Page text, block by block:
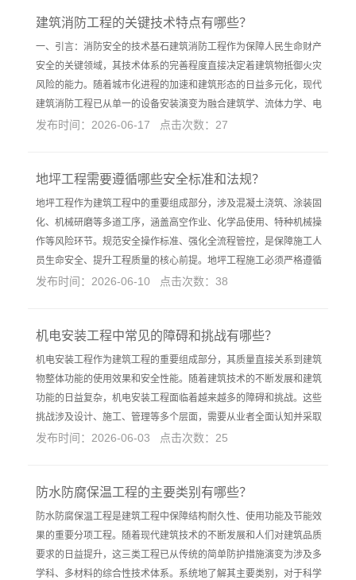
建筑消防工程的关键技术特点有哪些？
一、引言：消防安全的技术基石建筑消防工程作为保障人民生命财产
安全的关键领域，其技术体系的完善程度直接决定着建筑物抵御火灾
风险的能力。随着城市化进程的加速和建筑形态的日益多元化，现代
建筑消防工程已从单一的设备安装演变为融合建筑学、流体力学、电
发布时间：2026-06-17 点击次数：27
地坪工程需要遵循哪些安全标准和法规？
地坪工程作为建筑工程中的重要组成部分，涉及混凝土浇筑、涂装固
化、机械研磨等多道工序，涵盖高空作业、化学品使用、特种机械操
作等风险环节。规范安全操作标准、强化全流程管控，是保障施工人
员生命安全、提升工程质量的核心前提。地坪工程施工必须严格遵循
发布时间：2026-06-10 点击次数：38
机电安装工程中常见的障碍和挑战有哪些？
机电安装工程作为建筑工程的重要组成部分，其质量直接关系到建筑
物整体功能的使用效果和安全性能。随着建筑技术的不断发展和建筑
功能的日益复杂，机电安装工程面临着越来越多的障碍和挑战。这些
挑战涉及设计、施工、管理等多个层面，需要从业者全面认知并采取
发布时间：2026-06-03 点击次数：25
防水防腐保温工程的主要类别有哪些？
防水防腐保温工程是建筑工程中保障结构耐久性、使用功能及节能效
果的重要分项工程。随着现代建筑技术的不断发展和人们对建筑品质
要求的日益提升，这三类工程已从传统的简单防护措施演变为涉及多
学科、多材料的综合性技术体系。系统地了解其主要类别，对于科学